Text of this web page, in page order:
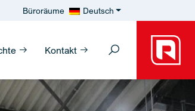
Büroräume Deutsch
Kontakt